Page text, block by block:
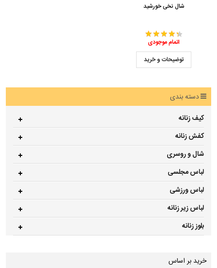
شال نخی خورشید
اتمام موجودی
توضیحات و خرید
دسته بندی
کیف زنانه
کفش زنانه
شال و روسری
لباس مجلسی
لباس ورزشی
لباس زیر زنانه
بلوز زنانه
خرید بر اساس